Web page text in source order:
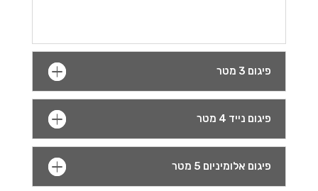
פיגום 3 מטר
פיגום נייד 4 מטר
פיגום אלומיניום 5 מטר